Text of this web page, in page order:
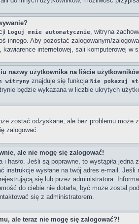
Loguj mnie automatycznie, witryna
innego. Aby pozostać zalogowanym/
internetowej, sali komputerowej
nazwy użytkownika na liście
witryny znajduje się funkcja Nie pokazuj
będzie wykazana w liczbie ukrytych
zostać odzyskane, ale bez problemu
zalogować.
ale nie mogę się zalogować!
hasło. Jeśli są poprawne, to wystąpiła
wysłane na twój adres e-mail.
się lub przez administratora.
do ciebie nie dotarła, być może został
się z administratorem.
ale teraz nie mogę się zalogować?!